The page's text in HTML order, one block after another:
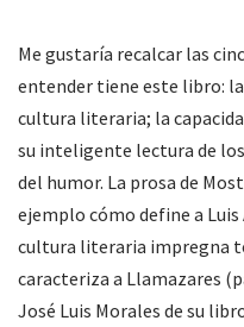
Me gustaría recalcar las
entender tiene este libro:
cultura literaria; la
su inteligente lectura de
del humor. La prosa de
ejemplo cómo define a Luis
cultura literaria impregna
caracteriza a Llamazares
José Luis Morales de su